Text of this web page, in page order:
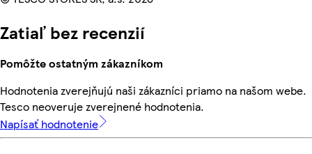
Zatiaľ bez recenzií
Pomôžte ostatným zákazníkom
Hodnotenia zverejňujú naši zákazníci priamo na našom webe.
Tesco neoveruje zverejnené hodnotenia.
Napísať hodnotenie